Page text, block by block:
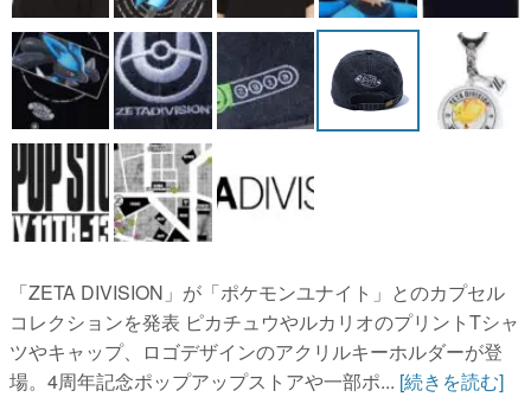
「ZETA DIVISION」が「ポケモンユナイト」とのカプセル
コレクションを発表 ピカチュウやルカリオのプリントTシャ
ツやキャップ、ロゴデザインのアクリルキーホルダーが登
場。4周年記念ポップアップストアや一部ポ... [続きを読む]